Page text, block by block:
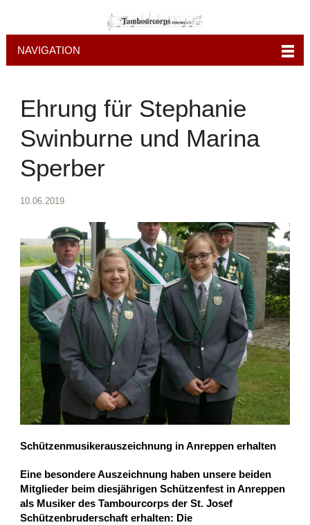
NAVIGATION
Ehrung für Stephanie
Swinburne und Marina
Sperber
10.06.2019
Schützenmusikerauszeichnung in Anreppen erhalten
Eine besondere Auszeichnung haben unsere beiden
Mitglieder beim diesjährigen Schützenfest in Anreppen
als Musiker des Tambourcorps der St. Josef
Schützenbruderschaft erhalten: Die